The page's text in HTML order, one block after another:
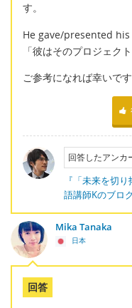
す。
He gave/presented
「彼はそのプロジェク
ご参考になれば幸いです
回答したアンカ
『「未来を切
語講師Kのブログ
Mika Tanaka
日本
回答